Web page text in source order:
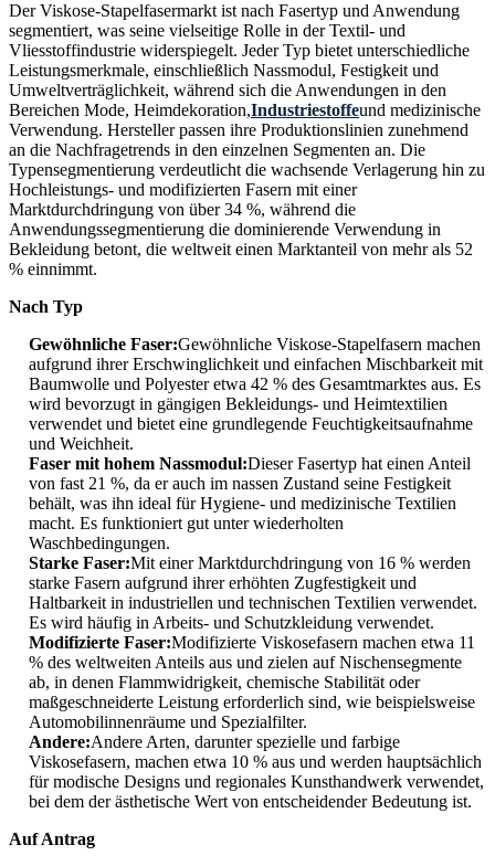
Der Viskose-Stapelfasermarkt ist nach Fasertyp und Anwendung
segmentiert, was seine vielseitige Rolle in der Textil- und
Vliesstoffindustrie widerspiegelt. Jeder Typ bietet unterschiedliche
Leistungsmerkmale, einschließlich Nassmodul, Festigkeit und
Umweltverträglichkeit, während sich die Anwendungen in den
Bereichen Mode, Heimdekoration,Industriestoffeund medizinische
Verwendung. Hersteller passen ihre Produktionslinien zunehmend
an die Nachfragetrends in den einzelnen Segmenten an. Die
Typensegmentierung verdeutlicht die wachsende Verlagerung hin zu
Hochleistungs- und modifizierten Fasern mit einer
Marktdurchdringung von über 34 %, während die
Anwendungssegmentierung die dominierende Verwendung in
Bekleidung betont, die weltweit einen Marktanteil von mehr als 52
% einnimmt.
Nach Typ
Gewöhnliche Faser:Gewöhnliche Viskose-Stapelfasern machen
aufgrund ihrer Erschwinglichkeit und einfachen Mischbarkeit mit
Baumwolle und Polyester etwa 42 % des Gesamtmarktes aus. Es
wird bevorzugt in gängigen Bekleidungs- und Heimtextilien
verwendet und bietet eine grundlegende Feuchtigkeitsaufnahme
und Weichheit.
Faser mit hohem Nassmodul:Dieser Fasertyp hat einen Anteil
von fast 21 %, da er auch im nassen Zustand seine Festigkeit
behält, was ihn ideal für Hygiene- und medizinische Textilien
macht. Es funktioniert gut unter wiederholten
Waschbedingungen.
Starke Faser:Mit einer Marktdurchdringung von 16 % werden
starke Fasern aufgrund ihrer erhöhten Zugfestigkeit und
Haltbarkeit in industriellen und technischen Textilien verwendet.
Es wird häufig in Arbeits- und Schutzkleidung verwendet.
Modifizierte Faser:Modifizierte Viskosefasern machen etwa 11
% des weltweiten Anteils aus und zielen auf Nischensegmente
ab, in denen Flammwidrigkeit, chemische Stabilität oder
maßgeschneiderte Leistung erforderlich sind, wie beispielsweise
Automobilinnenräume und Spezialfilter.
Andere:Andere Arten, darunter spezielle und farbige
Viskosefasern, machen etwa 10 % aus und werden hauptsächlich
für modische Designs und regionales Kunsthandwerk verwendet,
bei dem der ästhetische Wert von entscheidender Bedeutung ist.
Auf Antrag